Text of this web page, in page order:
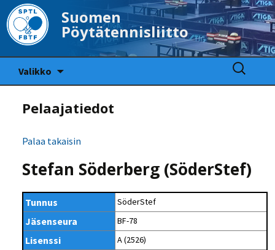
Suomen
Pöytätennisliitto
Valikko
Haku:
Pelaajatiedot
Palaa takaisin
Stefan Söderberg (SöderStef)
Tunnus SöderStef
Jäsenseura BF-78
Lisenssi A (2526)